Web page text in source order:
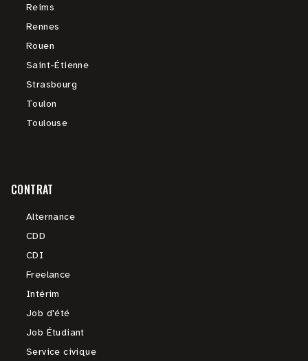
Reims
Rennes
Rouen
Saint-Étienne
Strasbourg
Toulon
Toulouse
CONTRAT
Alternance
CDD
CDI
Freelance
Intérim
Job d'été
Job Étudiant
Service civique